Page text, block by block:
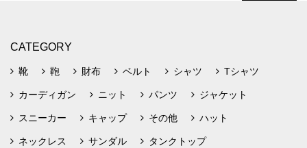
CATEGORY
靴 鞄 財布 ベルト シャツ Tシャツ
カーディガン ニット パンツ ジャケット
スニーカー キャップ その他 ハット
ネックレス サンダル タンクトップ